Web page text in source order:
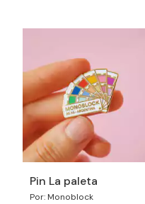
Pin La paleta
Por: Monoblock